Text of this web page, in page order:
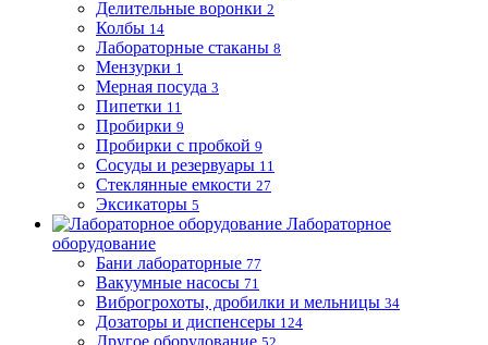
Делительные воронки 2
Колбы 14
Лабораторные стаканы 8
Мензурки 1
Мерная посуда 3
Пипетки 11
Пробирки 9
Пробирки с пробкой 9
Сосуды и резервуары 11
Стеклянные емкости 27
Эксикаторы 5
Лабораторное
оборудование
Бани лабораторные 77
Вакуумные насосы 71
Виброгрохоты, дробилки и мельницы 34
Дозаторы и диспенсеры 124
Другое оборудование